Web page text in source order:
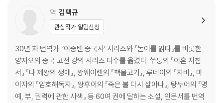
역 김택규
관심작가 알림신청
30년 차 번역가. ‘이중톈 중국사’ 시리즈와 『논어를 읽다』를 비롯한
양자오의 중국 고전 강의 시리즈 다수를 옮겼다. 쑤퉁의 『이혼 지침
서』 『나 제왕의 생애』, 왕웨이롄의 『책물고기』, 루네이의 『자비』, 마
이자의 『암호해독자』, 왕후이의 『죽은 불 다시 살아나』, 탕누어의 『명
예, 부, 권력에 관한 사색』 등 60여 권에 달하는 소설, 인문서를 번역